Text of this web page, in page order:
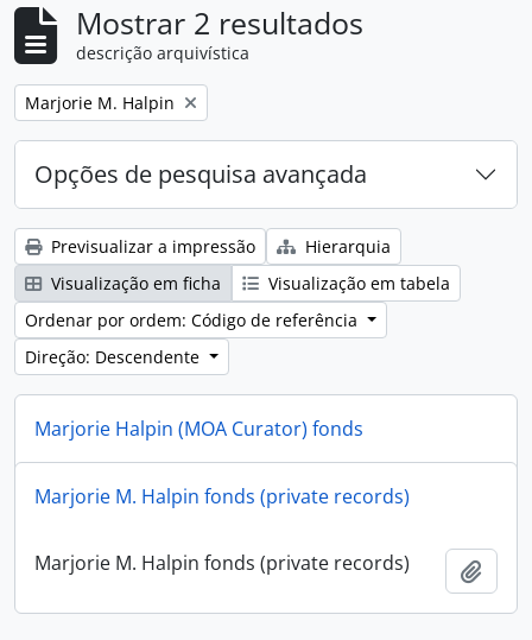
Mostrar 2 resultados
descrição arquivística
Remove filter:
Marjorie M. Halpin
Opções de pesquisa avançada
Previsualizar a impressão
Hierarquia
Visualização em ficha
Visualização em tabela
Ordenar por ordem: Código de referência
Direção: Descendente
Marjorie Halpin (MOA Curator) fonds
Marjorie Halpin (MOA Curator) fonds
Marjorie M. Halpin fonds (private records)
Marjorie M. Halpin fonds (private records)